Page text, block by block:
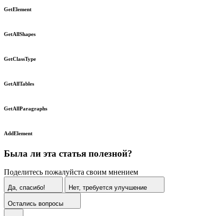
GetElement
GetAllShapes
GetClassType
GetAllTables
GetAllParagraphs
AddElement
Была ли эта статья полезной?
Поделитесь пожалуйста своим мнением
Да, спасибо! Нет, требуется улучшение
Остались вопросы